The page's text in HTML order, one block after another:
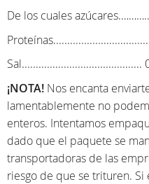
De los cuales
Sal...........................................
¡NOTA! Nos encanta
lamentablemente no
enteros. Intentamos
dado que el paquete se
transportadoras de las
riesgo de que se trituren.